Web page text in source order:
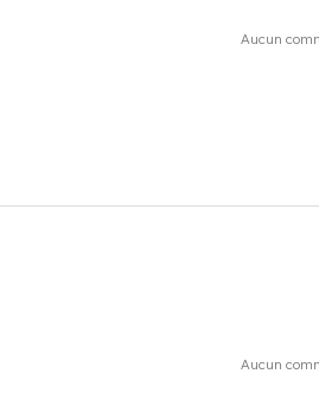
Aucun
Aucun